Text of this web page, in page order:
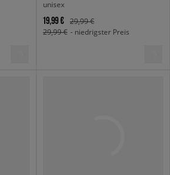
unisex
19,99 €
29,99 €
29,99 € - niedrigster Preis